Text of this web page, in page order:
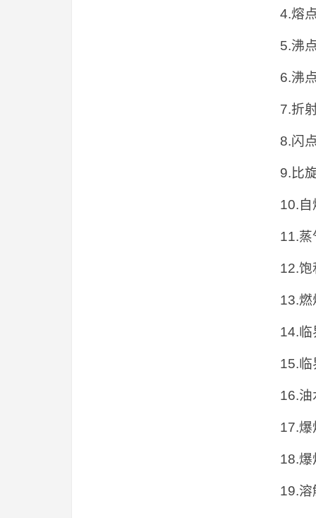
4.熔
5.沸
6.沸
7.折
8.闪
9.比
10.自
11.
12.
13.燃
14.临
15.临
16.油
17.爆
18.爆
19.溶